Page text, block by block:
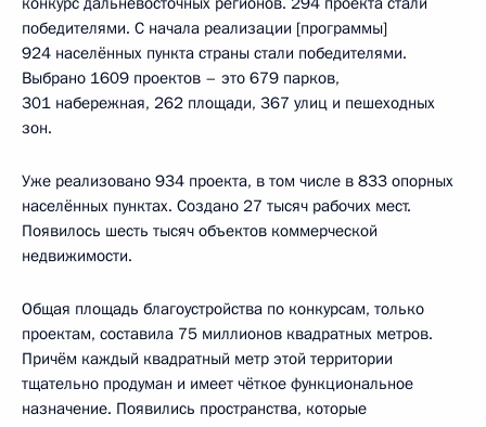
победителями. С начала реализации [программы]
924 населённых пункта страны стали победителями.
Выбрано 1609 проектов – это 679 парков,
301 набережная, 262 площади, 367 улиц и пешеходных
зон.
Уже реализовано 934 проекта, в том числе в 833 опорных
населённых пунктах. Создано 27 тысяч рабочих мест.
Появилось шесть тысяч объектов коммерческой
недвижимости.
Общая площадь благоустройства по конкурсам, только
проектам, составила 75 миллионов квадратных метров.
Причём каждый квадратный метр этой территории
тщательно продуман и имеет чёткое функциональное
назначение. Появились пространства, которые